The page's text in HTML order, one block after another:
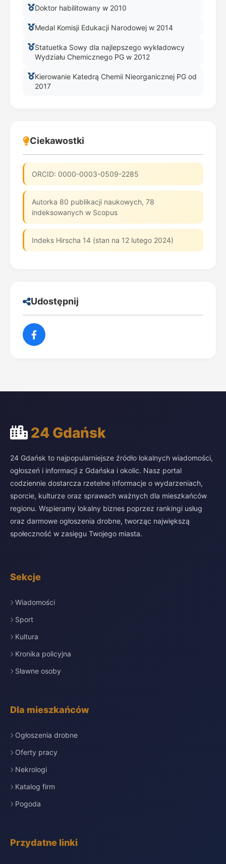
Doktor habilitowany w 2010
Medal Komisji Edukacji Narodowej w 2014
Statuetka Sowy dla najlepszego wykładowcy
Wydziału Chemicznego PG w 2012
Kierowanie Katedrą Chemii Nieorganicznej PG od
2017
Ciekawostki
ORCID: 0000-0003-0509-2285
Autorka 80 publikacji naukowych, 78
indeksowanych w Scopus
Indeks Hirscha 14 (stan na 12 lutego 2024)
Udostępnij
24 Gdańsk
24 Gdańsk to najpopularniejsze źródło lokalnych wiadomości,
ogłoszeń i informacji z Gdańska i okolic. Nasz portal
codziennie dostarcza rzetelne informacje o wydarzeniach,
sporcie, kulturze oraz sprawach ważnych dla mieszkańców
regionu. Wspieramy lokalny biznes poprzez rankingi usług
oraz darmowe ogłoszenia drobne, tworząc największą
społeczność w zasięgu Twojego miasta.
Sekcje
Wiadomości
Sport
Kultura
Kronika policyjna
Sławne osoby
Dla mieszkańców
Ogłoszenia drobne
Oferty pracy
Nekrologi
Katalog firm
Pogoda
Przydatne linki